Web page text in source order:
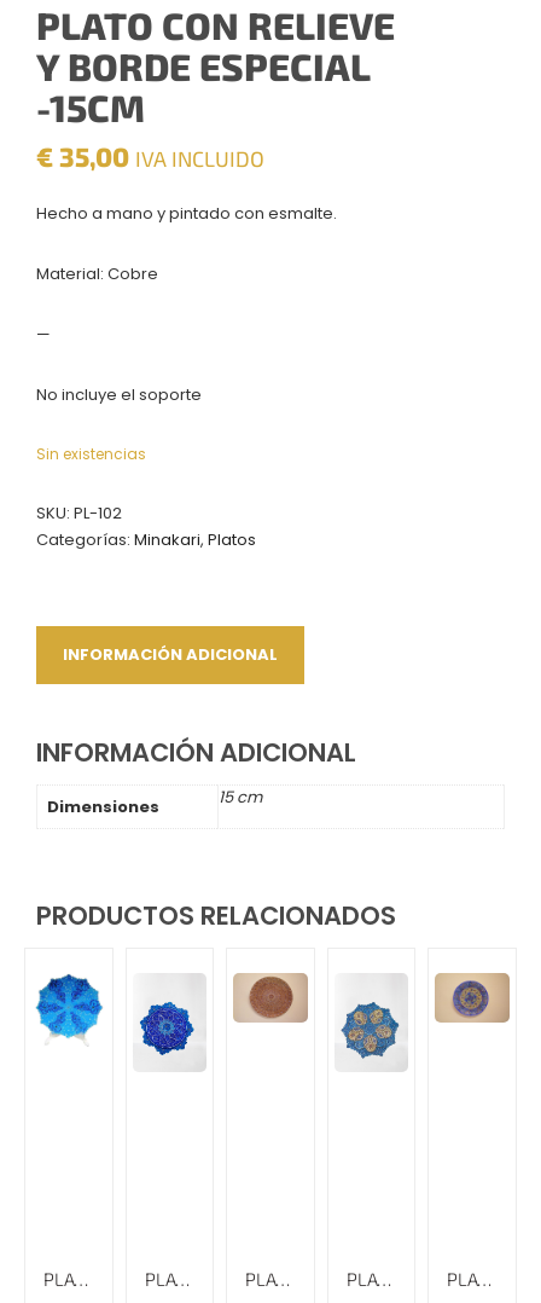
PLATO CON RELIEVE
Y BORDE ESPECIAL
-15CM
€35,00 IVA INCLUIDO
Hecho a mano y pintado con esmalte.
Material: Cobre
—
No incluye el soporte
Sin existencias
SKU: PL-102
Categorías: Minakari, Platos
INFORMACIÓN ADICIONAL
INFORMACIÓN ADICIONAL
Dimensiones 15 cm
PRODUCTOS RELACIONADOS
PLATO ESMALTADO LISO CON BORDE ESPECIAL MINAKARI, 18 CM PLATO ESMALTADO LISO CON BORDE ESPECIAL MINAKARI, 16 CM PLATO ESMALTADO LISO MINAKARI PLATO ESMALTADO LISO CON BORDE ESPECIAL MINAKARI, 15 CM PLATO ESMALTADO LISO MINAKARI – 17 CM